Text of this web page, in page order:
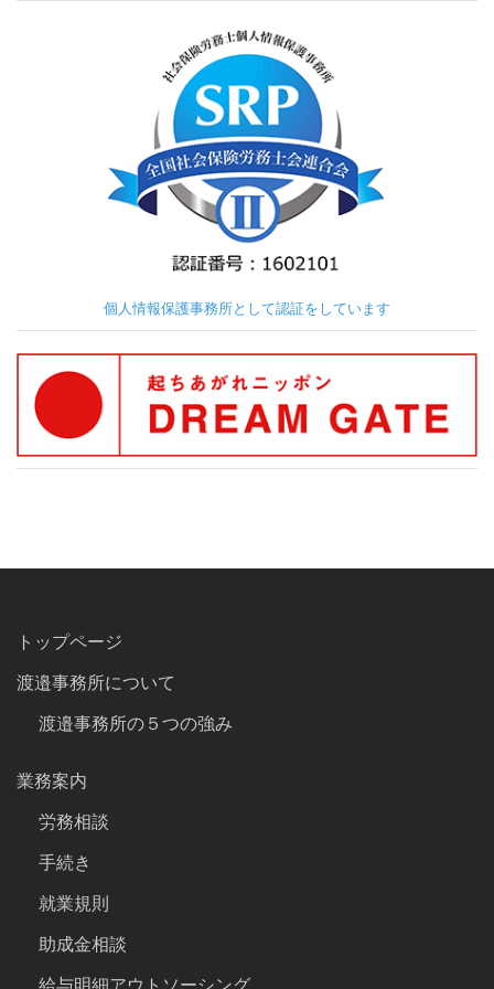
個人情報保護事務所として認証をしています
トップページ
渡邉事務所について
渡邉事務所の５つの強み
業務案内
労務相談
手続き
就業規則
助成金相談